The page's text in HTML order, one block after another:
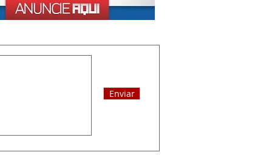
Enviar